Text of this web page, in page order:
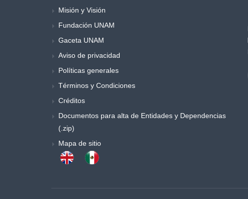
Misión y Visión
Fundación UNAM
Gaceta UNAM
Aviso de privacidad
Políticas generales
Términos y Condiciones
Créditos
Documentos para alta de Entidades y Dependencias
(.zip)
Mapa de sitio